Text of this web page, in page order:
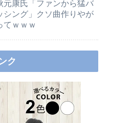
元康氏「ファンから猛バ
シング」クソ曲作りやが
てｗｗｗ
ク